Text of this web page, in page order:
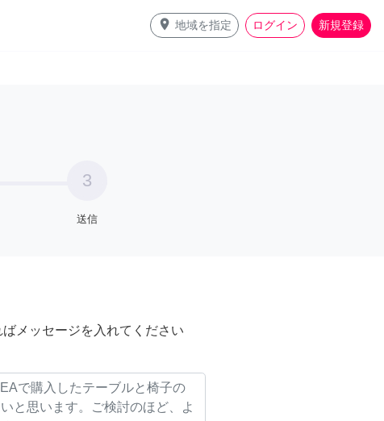
place 地域を指定 ログイン 新規登録
3
送信
メッセージを入れてください